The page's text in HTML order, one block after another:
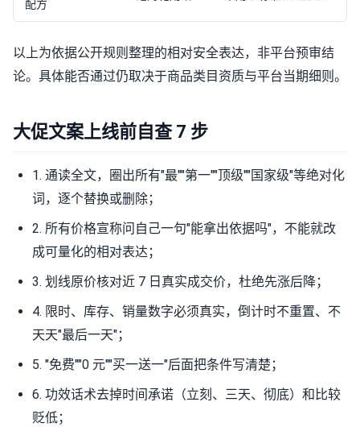
配方
以上为依据公开规则整理的相对安全表达，非平台预审结
论。具体能否通过仍取决于商品类目资质与平台当期细则。
大促文案上线前自查 7 步
1. 通读全文，圈出所有"最""第一""顶级""国家级"等绝对化
词，逐个替换或删除；
2. 所有价格宣称问自己一句"能拿出依据吗"，不能就改
成可量化的相对表达；
3. 划线原价核对近 7 日真实成交价，杜绝先涨后降；
4. 限时、库存、销量数字必须真实，倒计时不重置、不
天天"最后一天"；
5. "免费""0 元""买一送一"后面把条件写清楚；
6. 功效话术去掉时间承诺（立刻、三天、彻底）和比较
贬低；